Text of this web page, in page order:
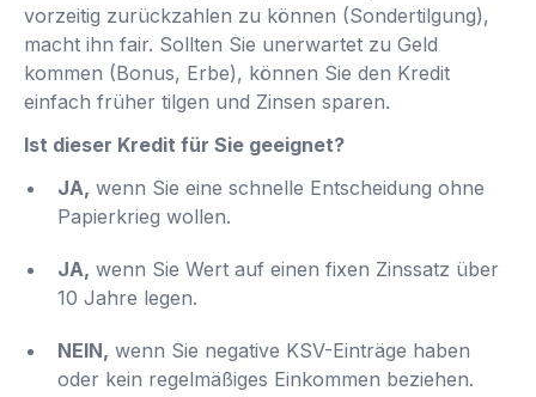
vorzeitig zurückzahlen zu können (Sondertilgung),
macht ihn fair. Sollten Sie unerwartet zu Geld
kommen (Bonus, Erbe), können Sie den Kredit
einfach früher tilgen und Zinsen sparen.
Ist dieser Kredit für Sie geeignet?
JA, wenn Sie eine schnelle Entscheidung ohne
Papierkrieg wollen.
JA, wenn Sie Wert auf einen fixen Zinssatz über
10 Jahre legen.
NEIN, wenn Sie negative KSV-Einträge haben
oder kein regelmäßiges Einkommen beziehen.